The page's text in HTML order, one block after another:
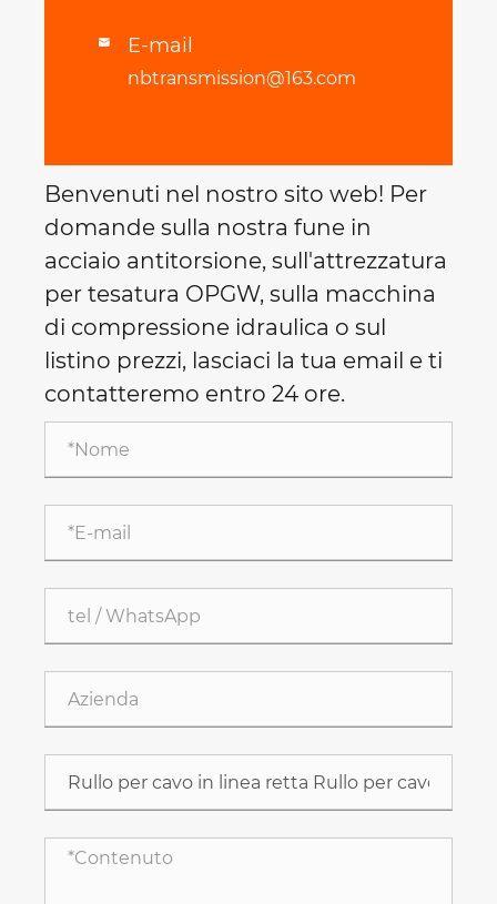
 E-mail
nbtransmission@163.com
Benvenuti nel nostro sito web! Per
domande sulla nostra fune in
acciaio antitorsione, sull'attrezzatura
per tesatura OPGW, sulla macchina
di compressione idraulica o sul
listino prezzi, lasciaci la tua email e ti
contatteremo entro 24 ore.